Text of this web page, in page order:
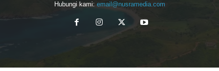
Hubungi kami: email@nusramedia.com